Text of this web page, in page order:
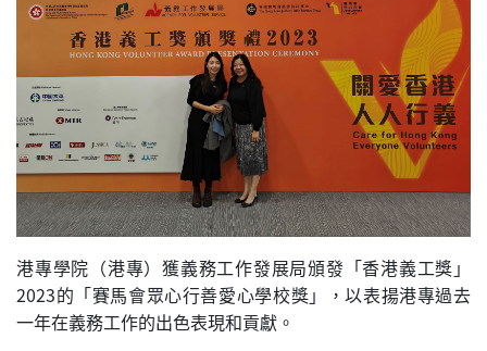
港專學院（港專）獲義務工作發展局頒發「香港義工獎」
2023的「賽馬會眾心行善愛心學校獎」，以表揚港專過去
一年在義務工作的出色表現和貢獻。